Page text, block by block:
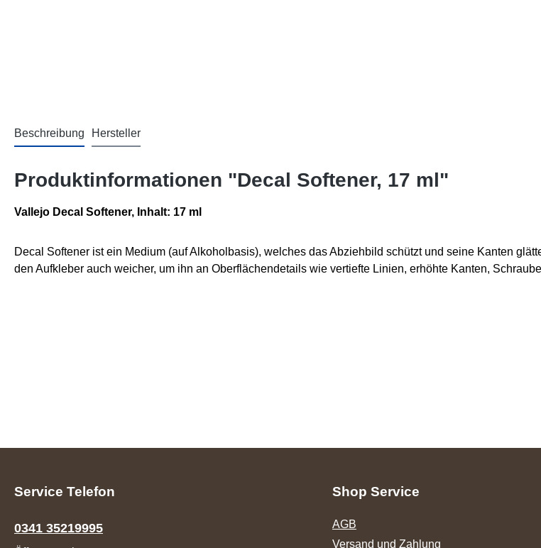
Beschreibung Hersteller
Produktinformationen "Decal Softener, 17 ml"
Vallejo Decal Softener, Inhalt: 17 ml
Decal Softener ist ein Medium (auf Alkoholbasis), welches das Abziehbild schützt und seine Kanten
den Aufkleber auch weicher, um ihn an Oberflächendetails wie vertiefte Linien, erhöhte Kanten,
Service Telefon
0341 35219995
Shop Service
AGB
Versand und Zahlung